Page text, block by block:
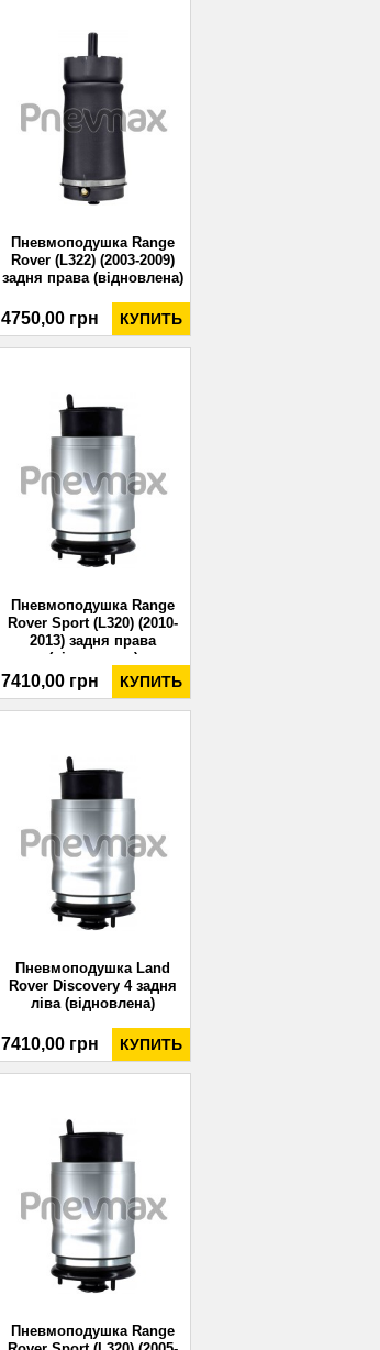
Пневмоподушка Range
Rover (L322) (2003-2009)
задня права (відновлена)
4750,00 грн КУПИТЬ
Пневмоподушка Range
Rover Sport (L320) (2010-
2013) задня права
(відновлена)
7410,00 грн КУПИТЬ
Пневмоподушка Land
Rover Discovery 4 задня
ліва (відновлена)
7410,00 грн КУПИТЬ
Пневмоподушка Range